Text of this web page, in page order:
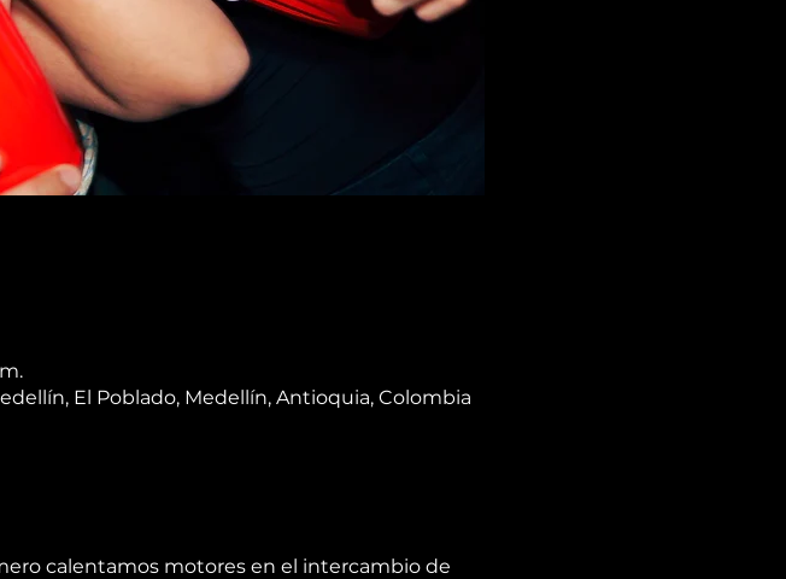
El Poblado, Medellín, Antioquia, Colombia
calentamos motores en el intercambio de